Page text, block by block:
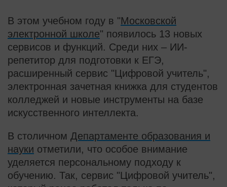
В этом учебном году в "Московской
электронной школе" появилось 13 новых
сервисов и функций. Среди них – ИИ-
репетитор для подготовки к ЕГЭ,
расширенный сервис "Цифровой учитель",
электронная зачетная книжка для студентов
колледжей и новые инструменты на базе
искусственного интеллекта.
В столичном Департаменте образования и
науки отметили, что особое внимание
уделяется персональному подходу к
обучению. Так, сервис "Цифровой учитель",